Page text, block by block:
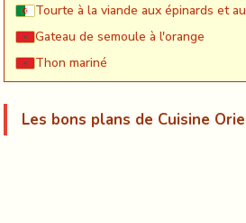
Tourte à la viande aux épinards et
Gateau de semoule à l'orange
Thon mariné
Les bons plans de Cuisine